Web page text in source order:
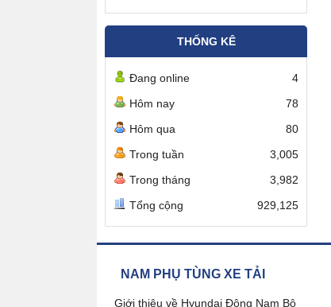
THỐNG KÊ
Đang online
4
Hôm nay
78
Hôm qua
80
Trong tuần
3,005
Trong tháng
3,982
Tổng cộng
929,125
NAM PHỤ TÙNG XE TẢI
Giới thiệu về Hyundai Đông Nam Bộ